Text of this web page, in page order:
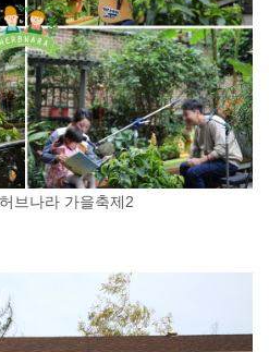
브나라 가을축제2